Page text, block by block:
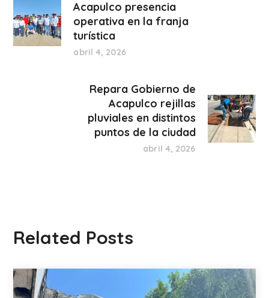
Acapulco presencia
operativa en la franja
turística
abril 4, 2026
Repara Gobierno de
Acapulco rejillas
pluviales en distintos
puntos de la ciudad
abril 4, 2026
Related Posts